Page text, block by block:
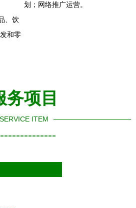
、饮
和零
划；网络推广运营。
务项目
SERVICE ITEM